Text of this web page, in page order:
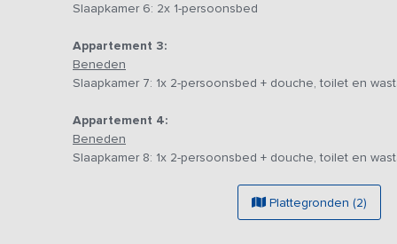
Slaapkamer 6: 2x 1-persoonsbed
Appartement 3:
Beneden
Slaapkamer 7: 1x 2-persoonsbed + douche, toilet en
Appartement 4:
Beneden
Slaapkamer 8: 1x 2-persoonsbed + douche, toilet en
Plattegronden (2)